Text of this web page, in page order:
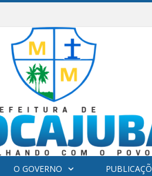
O GOVERNO